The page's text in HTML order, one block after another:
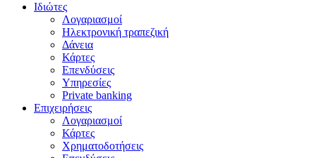
Ιδιώτες
Λογαριασμοί
Ηλεκτρονική τραπεζική
Δάνεια
Κάρτες
Επενδύσεις
Υπηρεσίες
Private banking
Επιχειρήσεις
Λογαριασμοί
Κάρτες
Χρηματοδοτήσεις